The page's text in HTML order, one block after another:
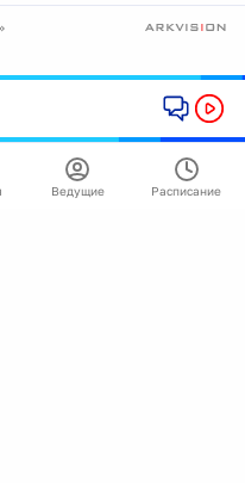
Ведущие Расписание